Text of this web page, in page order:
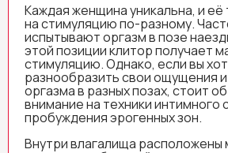
Каждая женщина уникальна, и её
на стимуляцию по-разному.
испытывают оргазм в позе
этой позиции клитор получает
стимуляцию. Однако, если вы
разнообразить свои ощущения
оргазма в разных позах, стоит
внимание на техники интимного
пробуждения эрогенных зон.
Внутри влагалища